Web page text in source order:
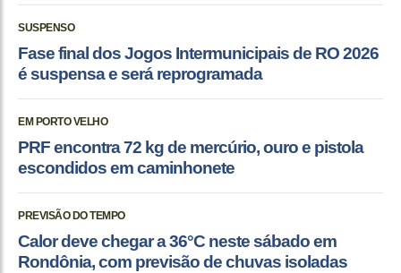
SUSPENSO
Fase final dos Jogos Intermunicipais de RO 2026
é suspensa e será reprogramada
EM PORTO VELHO
PRF encontra 72 kg de mercúrio, ouro e pistola
escondidos em caminhonete
PREVISÃO DO TEMPO
Calor deve chegar a 36°C neste sábado em
Rondônia, com previsão de chuvas isoladas